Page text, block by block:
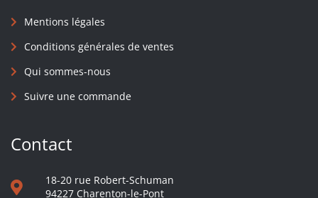
Mentions légales
Conditions générales de ventes
Qui sommes-nous
Suivre une commande
Contact
18-20 rue Robert-Schuman
94227 Charenton-le-Pont